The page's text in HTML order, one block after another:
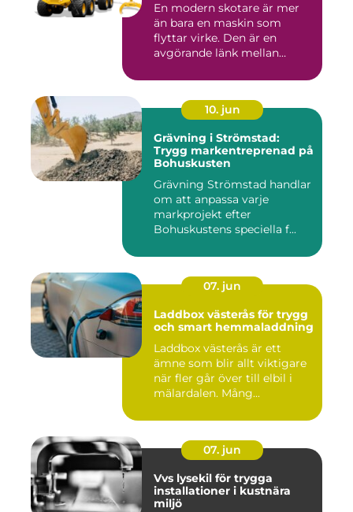
En modern skotare är mer
än bara en maskin som
flyttar virke. Den är en
avgörande länk mellan
10. jun
Grävning i Strömstad:
Trygg markentreprenad på
Bohuskusten
Grävning Strömstad handlar
om att anpassa varje
markprojekt efter
Bohuskustens speciella f...
07. jun
Laddbox västerås för trygg
och smart hemmaladdning
Laddbox västerås är ett
ämne som blir allt viktigare
när fler går över till elbil i
mälardalen. Mång...
07. jun
Vvs lysekil för trygga
installationer i kustnära
miljö